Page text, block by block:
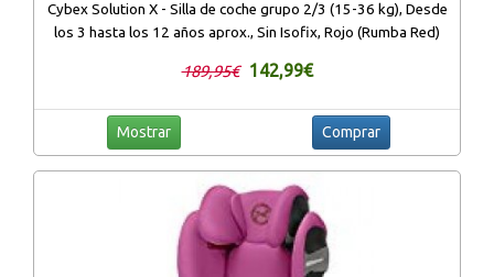
Cybex Solution X - Silla de coche grupo 2/3 (15-36 kg), Desde
los 3 hasta los 12 años aprox., Sin Isofix, Rojo (Rumba Red)
189,95€ 142,99€
Mostrar Comprar